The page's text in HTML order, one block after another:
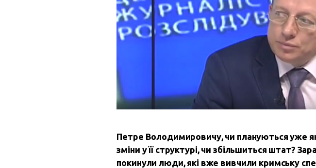
Петре Володимировичу, чи плануються уже
зміни у її структурі, чи збільшиться штат?
покинули люди, які вже вивчили кримську